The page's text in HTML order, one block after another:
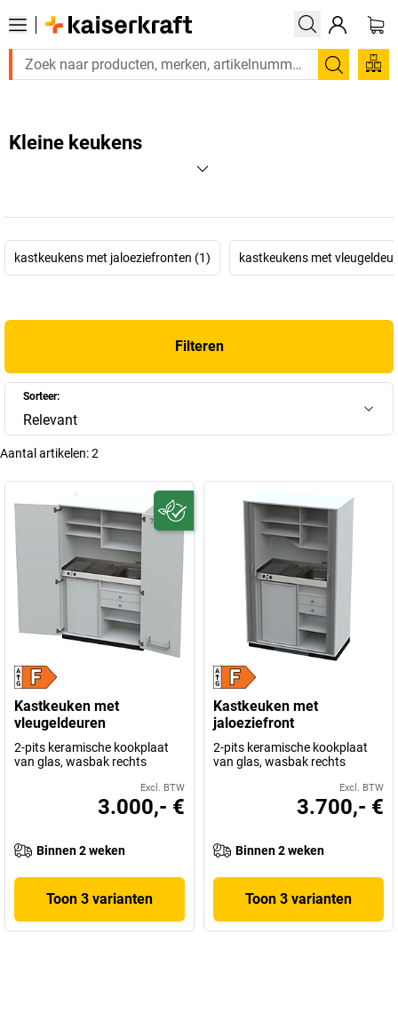
Zoeken
Kleine keukens
kastkeukens met jaloeziefronten (1) kastkeukens met
Filteren
Sorteer:
Relevant
Aantal artikelen:2
Kastkeuken met
vleugeldeuren
2-pits keramische kookplaat
van glas, wasbak rechts
Excl. BTW
3.000,- €
Binnen 2 weken
Toon 3 varianten
Kastkeuken met
jaloeziefront
2-pits keramische kookplaat
van glas, wasbak rechts
Excl. BTW
3.700,- €
Binnen 2 weken
Toon 3 varianten